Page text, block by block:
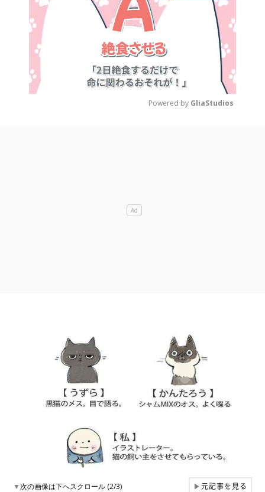
Powered by GliaStudios
▼次の画像は下へスクロール (2/3) ▶元記事を見る